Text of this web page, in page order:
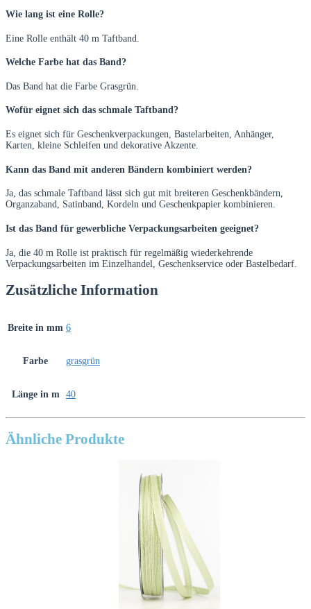
Wie lang ist eine Rolle?
Eine Rolle enthält 40 m Taftband.
Welche Farbe hat das Band?
Das Band hat die Farbe Grasgrün.
Wofür eignet sich das schmale Taftband?
Es eignet sich für Geschenkverpackungen, Bastelarbeiten, Anhänger,
Karten, kleine Schleifen und dekorative Akzente.
Kann das Band mit anderen Bändern kombiniert werden?
Ja, das schmale Taftband lässt sich gut mit breiteren Geschenkbändern,
Organzaband, Satinband, Kordeln und Geschenkpapier kombinieren.
Ist das Band für gewerbliche Verpackungsarbeiten geeignet?
Ja, die 40 m Rolle ist praktisch für regelmäßig wiederkehrende
Verpackungsarbeiten im Einzelhandel, Geschenkservice oder Bastelbedarf.
Zusätzliche Information
Breite in mm 6
Farbe grasgrün
Länge in m 40
Ähnliche Produkte